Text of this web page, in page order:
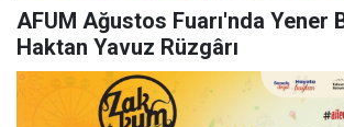
AFUM Ağustos Fuarı'nda Yener
Haktan Yavuz Rüzgârı